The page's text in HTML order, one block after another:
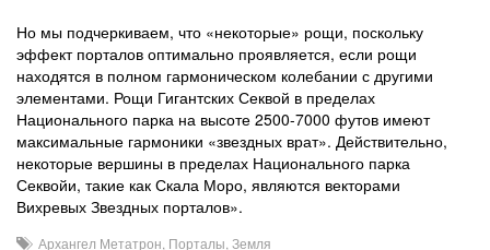
Но мы подчеркиваем, что «некоторые» рощи, поскольку
эффект порталов оптимально проявляется, если рощи
находятся в полном гармоническом колебании с другими
элементами. Рощи Гигантских Секвой в пределах
Национального парка на высоте 2500-7000 футов имеют
максимальные гармоники «звездных врат». Действительно,
некоторые вершины в пределах Национального парка
Секвойи, такие как Скала Моро, являются векторами
Вихревых Звездных порталов».
Архангел Метатрон Порталы Земля